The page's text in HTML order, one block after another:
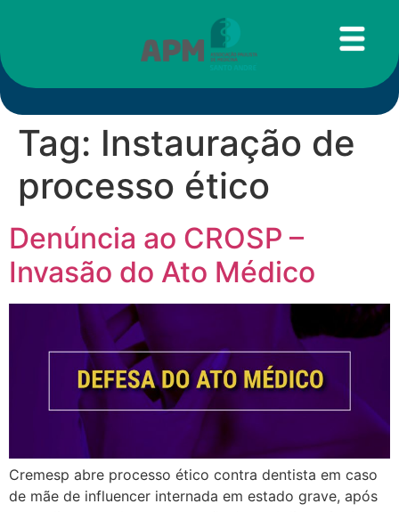
Tag: Instauração de
processo ético
Denúncia ao CROSP –
Invasão do Ato Médico
Cremesp abre processo ético contra dentista em caso
de mãe de influencer internada em estado grave, após